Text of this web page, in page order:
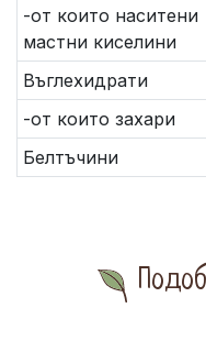
-от които наситени
мастни киселини
Въглехидрати
-от които захари
Белтъчини